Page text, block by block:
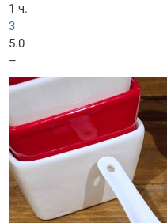
1 ч.
3
5.0
–